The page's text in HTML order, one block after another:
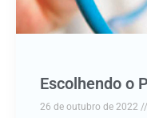
Escolhendo o
26 de outubro de 2022